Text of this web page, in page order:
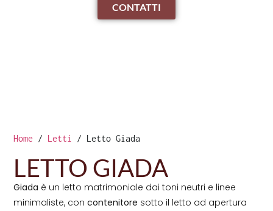
CONTATTI
Home / Letti / Letto Giada
LETTO GIADA
Giada è un letto matrimoniale dai toni neutri e linee
minimaliste, concontenitore sotto il letto ad apertura